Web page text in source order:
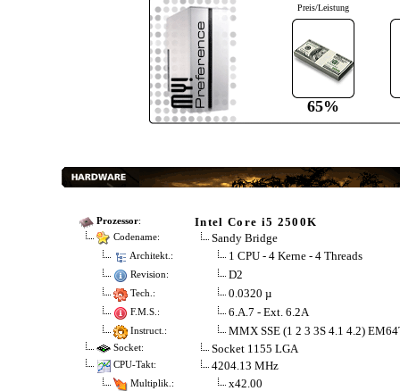
Preis/Leistung
65%
Prozessor: Intel Core i5 2500K
Codename: Sandy Bridge
Architekt.: 1 CPU - 4 Kerne - 4 Threads
Revision: D2
Tech.: 0.0320 µ
F.M.S.: 6.A.7 - Ext. 6.2A
Instruct.: MMX SSE (1 2 3 3S 4.1 4.2)
Socket: Socket 1155 LGA
CPU-Takt: 4204.13 MHz
Multiplik.: x42.00